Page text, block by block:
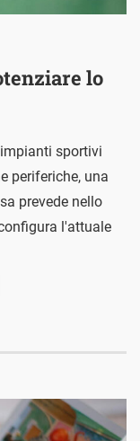
lo
sportivi
periferiche, una
prevede nello
l'attuale